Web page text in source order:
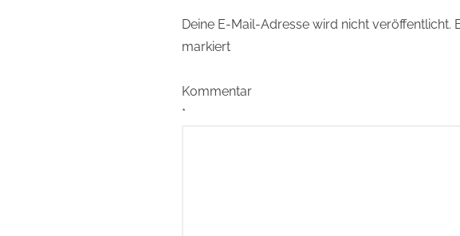
Deine E-Mail-Adresse wird nicht veröffentlicht.
markiert
Kommentar
*